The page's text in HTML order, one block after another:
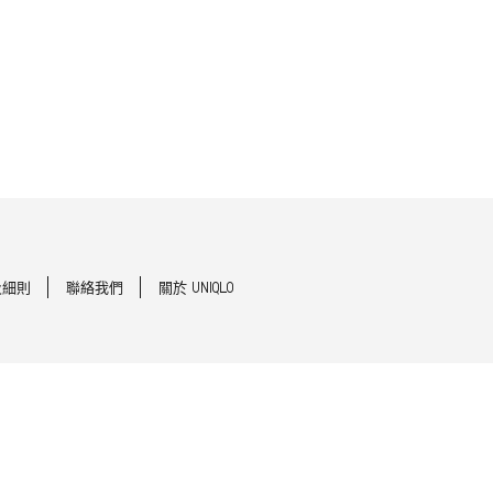
則 聯絡我們 關於 UNIQLO